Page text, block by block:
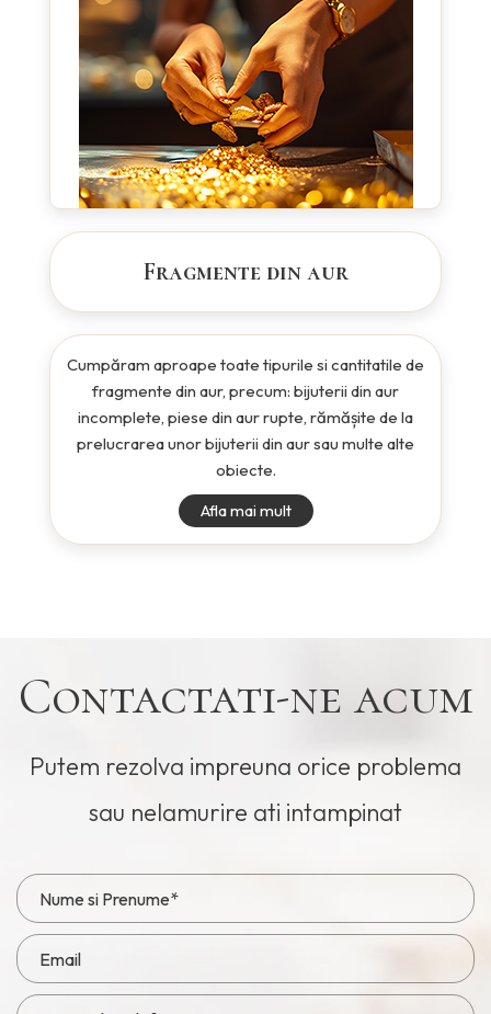
Fragmente din aur
Cumpăram aproape toate tipurile si cantitatile de
fragmente din aur, precum: bijuterii din aur
incomplete, piese din aur rupte, rămășite de la
prelucrarea unor bijuterii din aur sau multe alte
obiecte.
Afla mai mult
Contactati-ne acum
Putem rezolva impreuna orice problema
sau nelamurire ati intampinat